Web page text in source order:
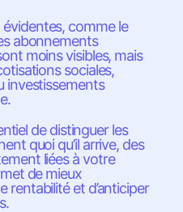
comme le
abonnements
moins visibles, mais
sociales,
investissements
de distinguer les
quoi qu’il arrive, des
liées à votre
de mieux
rentabilité et d’anticiper